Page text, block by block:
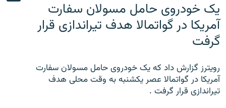
یک خودروی حامل مسولان سفارت
آمریکا در گواتمالا هدف تیراندازی قرار
گرفت
رویترز گزارش داد که یک خودروی حامل مسولان سفارت
آمریکا در گواتمالا عصر یکشنبه به وقت محلی هدف
تیراندازی قرار گرفت .